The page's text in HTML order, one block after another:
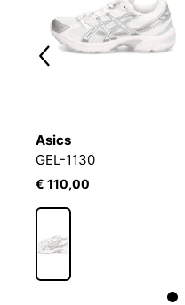
Asics
GEL-1130
€ 110,00